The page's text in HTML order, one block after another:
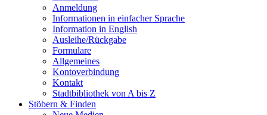
Anmeldung
Informationen in einfacher Sprache
Information in English
Ausleihe/Rückgabe
Formulare
Allgemeines
Kontoverbindung
Kontakt
Stadtbibliothek von A bis Z
Stöbern & Finden